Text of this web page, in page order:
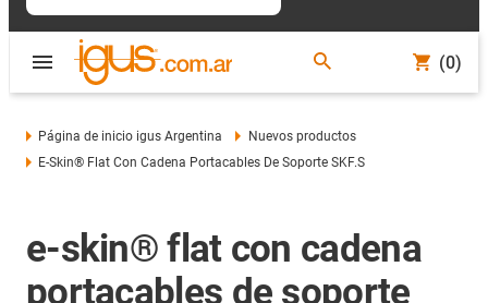
(0)
Página de inicio igus Argentina
Nuevos productos
E-Skin® Flat Con Cadena Portacables De Soporte SKF.S
e-skin® flat con cadena
portacables de soporte